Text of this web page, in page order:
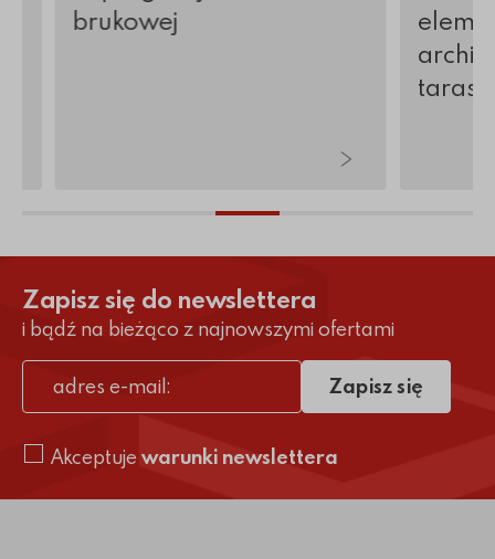
brukowej
tarasy
Zapisz się do newslettera
i bądź na bieżąco z najnowszymi ofertami
adres e-mail
Akceptuje warunki newslettera
Zapisz się